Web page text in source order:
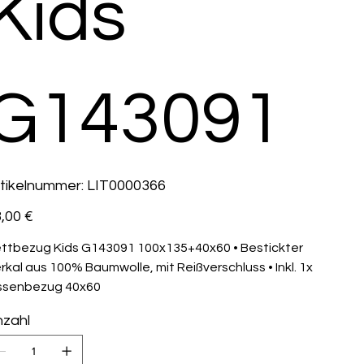
Artikelnummer:
LIT0000366
LIT0000366
€
Kids G143091 100x135+40x60 • Bestickter
aus 100% Baumwolle, mit Reißverschluss • Inkl. 1x
40x60